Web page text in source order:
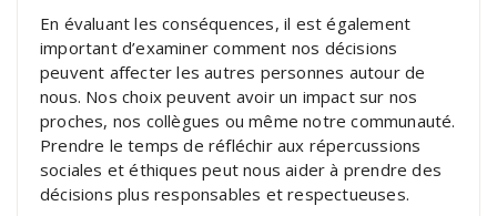
En évaluant les conséquences, il est également
important d’examiner comment nos décisions
peuvent affecter les autres personnes autour de
nous. Nos choix peuvent avoir un impact sur nos
proches, nos collègues ou même notre communauté.
Prendre le temps de réfléchir aux répercussions
sociales et éthiques peut nous aider à prendre des
décisions plus responsables et respectueuses.